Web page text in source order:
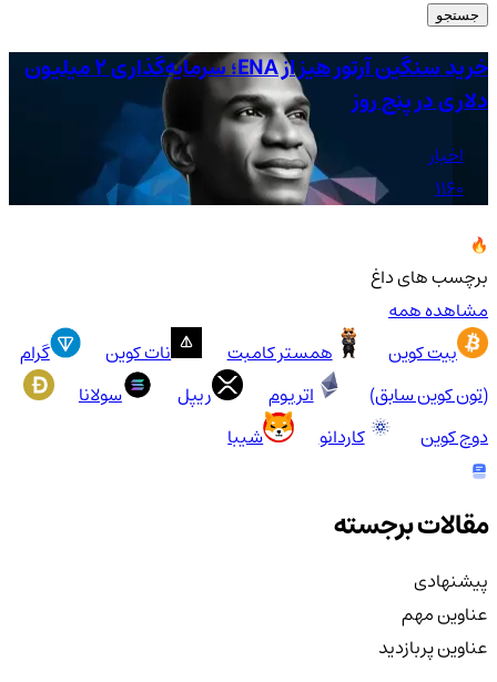
جستجو
خرید سنگین آرتور هیز از ENA؛ سرمایه‌گذاری 2 میلیون
دلاری در پنج روز
اخبار
1160
برچسب های داغ
مشاهده همه
بیت کوین
همستر کامبت نات کوین
گرام
(تون کوین سابق)
اتریوم ریپل
سولانا
دوج کوین
کاردانو شیبا
مقالات برجسته
پیشنهادی
عناوین مهم
عناوین پربازدید